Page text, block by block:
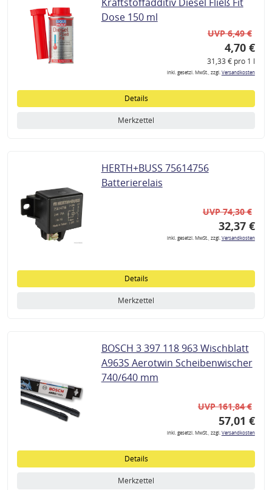
Dose 150 ml
UVP 6,49 €
4,70 €
31,33 € pro 1 l
inkl. gesetzl. MwSt., zzgl.Versandkosten
Details
Merkzettel
HERTH+BUSS 75614756
Batterierelais
UVP 74,30 €
32,37 €
inkl. gesetzl. MwSt., zzgl.Versandkosten
Details
Merkzettel
BOSCH 3 397 118 963 Wischblatt
A963S Aerotwin Scheibenwischer
740/640 mm
UVP 161,84 €
57,01 €
inkl. gesetzl. MwSt., zzgl.Versandkosten
Details
Merkzettel